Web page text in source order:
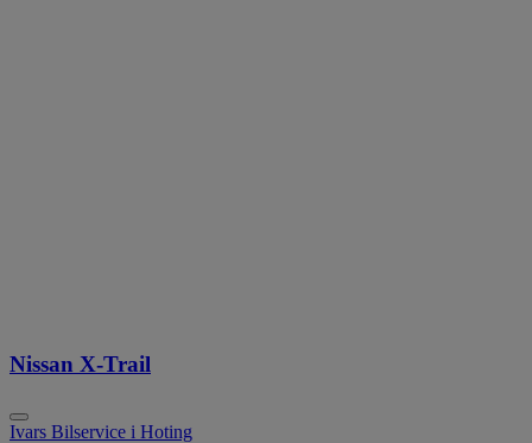
Nissan X-Trail
Ivars Bilservice i Hoting